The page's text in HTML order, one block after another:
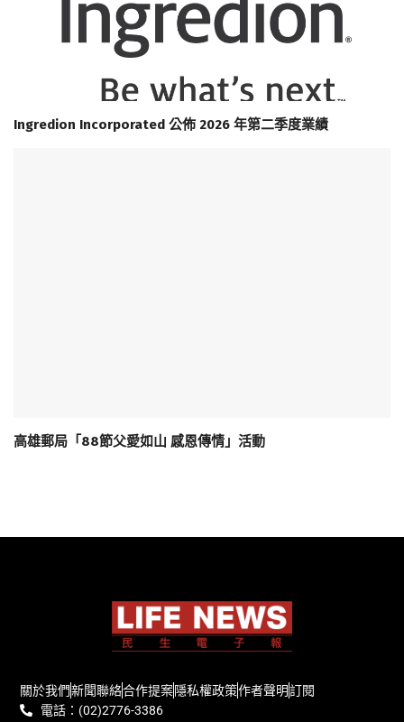
Ingredion Incorporated 公佈 2026 年第二季度業績
高雄郵局「88節父愛如山 感恩傳情」活動
關於我們新聞聯絡合作提案隱私權政策作者聲明訂閱
電話：(02)2776-3386